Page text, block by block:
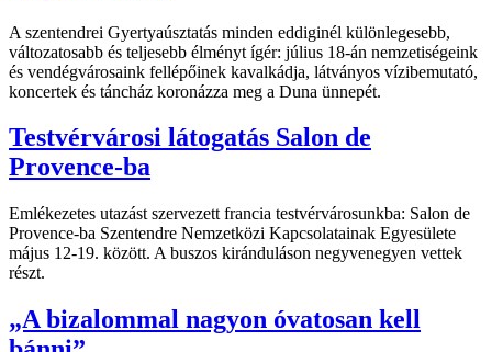
A szentendrei Gyertyaúsztatás minden eddiginél különlegesebb,
változatosabb és teljesebb élményt ígér: július 18-án nemzetiségeink
és vendégvárosaink fellépőinek kavalkádja, látványos vízibemutató,
koncertek és táncház koronázza meg a Duna ünnepét.
Testvérvárosi látogatás Salon de
Provence-ba
Emlékezetes utazást szervezett francia testvérvárosunkba: Salon de
Provence-ba Szentendre Nemzetközi Kapcsolatainak Egyesülete
május 12-19. között. A buszos kiránduláson negyvenegyen vettek
részt.
„A bizalommal nagyon óvatosan kell